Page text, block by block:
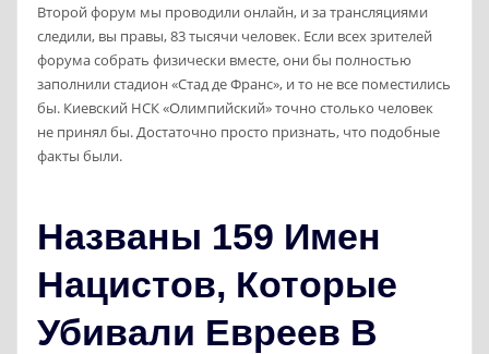
Второй форум мы проводили онлайн, и за трансляциями
следили, вы правы, 83 тысячи человек. Если всех зрителей
форума собрать физически вместе, они бы полностью
заполнили стадион «Стад де Франс», и то не все поместились
бы. Киевский НСК «Олимпийский» точно столько человек
не принял бы. Достаточно просто признать, что подобные
факты были.
Названы 159 Имен
Нацистов, Которые
Убивали Евреев В